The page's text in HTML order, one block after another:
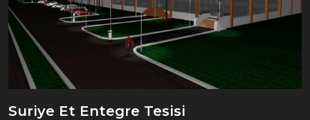
Suriye Et Entegre Tesisi